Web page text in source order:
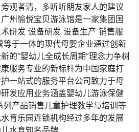
观者清，多听听朋友家人的建议
州愉悦宝贝游泳馆是一家集团国
研发 设备研发 设备生产 销售服
等于一体的现代母婴企业通过创新
的“婴幼儿全成长周期”理念力争树
服务专业的新标杆为中国家庭打
一站式的服务平台公司致力于母
发应用业务涵盖婴幼儿游泳保健
产品销售儿童护理教学与培训等
育乐园连锁机构经过多年的发展
水育知名品牌